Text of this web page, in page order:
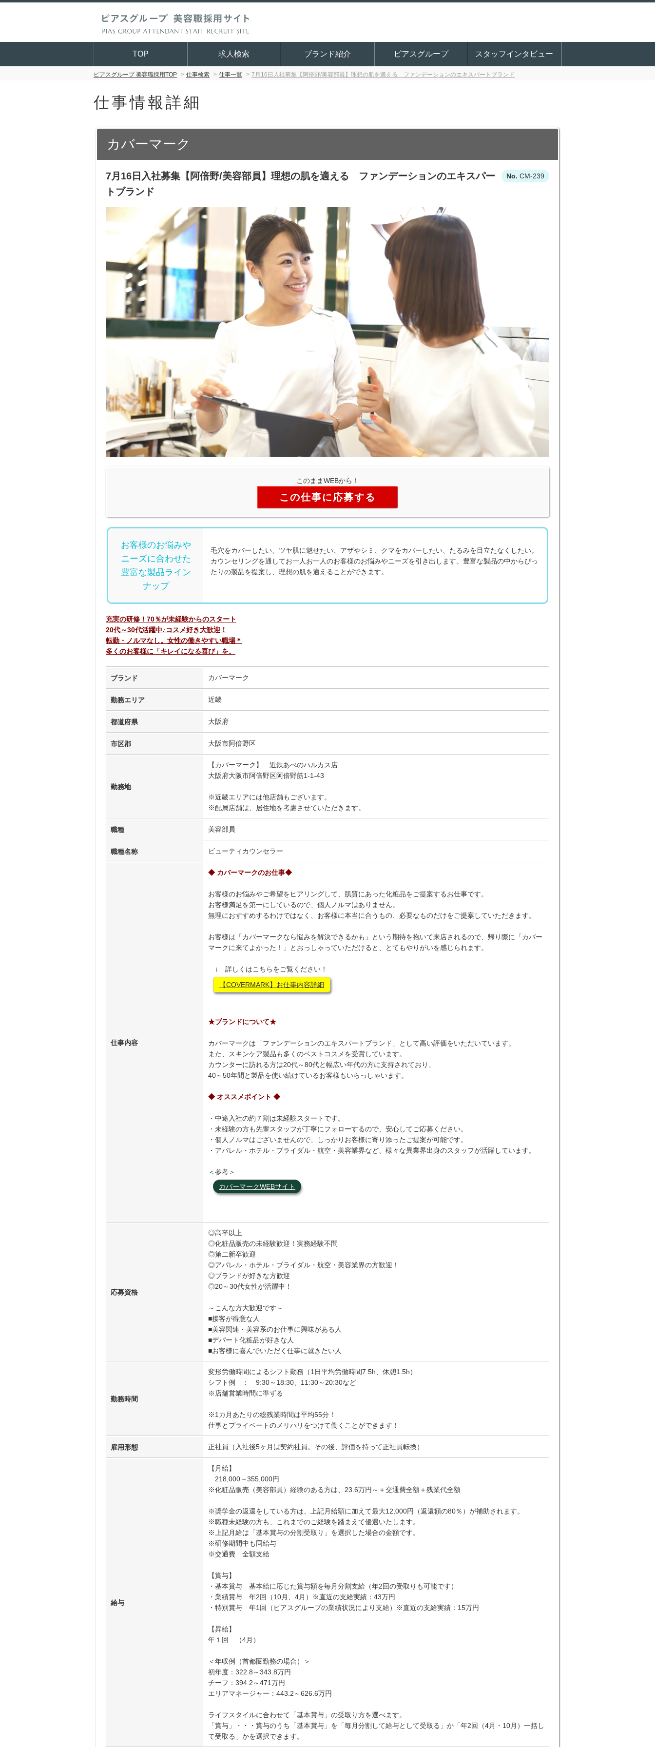
TOP 求人検索 ブランド紹介 ピアスグループ スタッフインタビュー
ピアスグループ 美容職採用TOP 仕事検索 仕事一覧 7月16日入社募集【阿倍野/美容部員】理想の肌を適える ファンデーションのエキスパートブランド
仕事情報詳細
カバーマーク
CM-239
7月16日入社募集【阿倍野/美容部員】理想の肌を適える ファンデーションのエキスパー
トブランド
このままWEBから！
この仕事に応募する
お客様のお悩みや
ニーズに合わせた
豊富な製品ライン
ナップ
毛穴をカバーしたい、ツヤ肌に魅せたい、アザやシミ、クマをカバーしたい、たるみを目立たなくしたい。
カウンセリングを通してお一人お一人のお客様のお悩みやニーズを引き出します。豊富な製品の中からぴっ
たりの製品を提案し、理想の肌を適えることができます。
充実の研修！70％が未経験からのスタート
20代～30代活躍中♪コスメ好き大歓迎！
転勤・ノルマなし。女性の働きやすい職場＊
多くのお客様に「キレイになる喜び」を。
ブランド カバーマーク
勤務エリア 近畿
都道府県 大阪府
市区郡 大阪市阿倍野区
勤務地
【カバーマーク】 近鉄あべのハルカス店
大阪府大阪市阿倍野区阿倍野筋1-1-43
※近畿エリアには他店舗もございます。
※配属店舗は、居住地を考慮させていただきます。
職種 美容部員
職種名称 ビューティカウンセラー
仕事内容
◆ カバーマークのお仕事◆
お客様のお悩みやご希望をヒアリングして、肌質にあった化粧品をご提案するお仕事です。
お客様満足を第一にしているので、個人ノルマはありません。
無理におすすめするわけではなく、お客様に本当に合うもの、必要なものだけをご提案していただきます。
お客様は「カバーマークなら悩みを解決できるかも」という期待を抱いて来店されるので、帰り際に「カバー
マークに来てよかった！」とおっしゃっていただけると、とてもやりがいを感じられます。
↓ 詳しくはこちらをご覧ください！
【COVERMARK】お仕事内容詳細
★ブランドについて★
カバーマークは「ファンデーションのエキスパートブランド」として高い評価をいただいています。
また、スキンケア製品も多くのベストコスメを受賞しています。
カウンターに訪れる方は20代～80代と幅広い年代の方に支持されており、
40～50年間と製品を使い続けているお客様もいらっしゃいます。
◆ オススメポイント ◆
・中途入社の約７割は未経験スタートです。
・未経験の方も先輩スタッフが丁寧にフォローするので、安心してご応募ください。
・個人ノルマはございませんので、しっかりお客様に寄り添ったご提案が可能です。
・アパレル・ホテル・ブライダル・航空・美容業界など、様々な異業界出身のスタッフが活躍しています。
＜参考＞
カバーマークWEBサイト
応募資格
◎高卒以上
◎化粧品販売の未経験歓迎！実務経験不問
◎第二新卒歓迎
◎アパレル・ホテル・ブライダル・航空・美容業界の方歓迎！
◎ブランドが好きな方歓迎
◎20～30代女性が活躍中！
～こんな方大歓迎です～
■接客が得意な人
■美容関連・美容系のお仕事に興味がある人
■デパート化粧品が好きな人
■お客様に喜んでいただく仕事に就きたい人
勤務時間
変形労働時間によるシフト勤務（1日平均労働時間7.5h、休憩1.5h）
シフト例 ： 9:30～18:30、11:30～20:30など
※店舗営業時間に準ずる
※1カ月あたりの総残業時間は平均55分！
仕事とプライベートのメリハリをつけて働くことができます！
雇用形態 正社員（入社後5ヶ月は契約社員。その後、評価を持って正社員転換）
給与
【月給】
218,000～355,000円
※化粧品販売（美容部員）経験のある方は、23.6万円～＋交通費全額＋残業代全額
※奨学金の返還をしている方は、上記月給額に加えて最大12,000円（返還額の80％）が補助されます。
※職種未経験の方も、これまでのご経験を踏まえて優遇いたします。
※上記月給は「基本賞与の分割受取り」を選択した場合の金額です。
※研修期間中も同給与
※交通費 全額支給
【賞与】
・基本賞与 基本給に応じた賞与額を毎月分割支給（年2回の受取りも可能です）
・業績賞与 年2回（10月、4月）※直近の支給実績：43万円
・特別賞与 年1回（ピアスグループの業績状況により支給）※直近の支給実績：15万円
【昇給】
年１回 （4月）
＜年収例（首都圏勤務の場合）＞
初年度：322.8～343.8万円
チーフ：394.2～471万円
エリアマネージャー：443.2～626.6万円
ライフスタイルに合わせて「基本賞与」の受取り方を選べます。
「賞与」・・・賞与のうち「基本賞与」を「毎月分割して給与として受取る」か「年2回（4月・10月）一括し
て受取る」かを選択できます。